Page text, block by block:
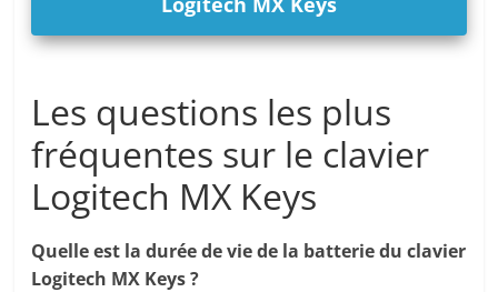
Les questions les plus
fréquentes sur le clavier
Logitech MX Keys
Quelle est la durée de vie de la batterie du clavier
Logitech MX Keys ?